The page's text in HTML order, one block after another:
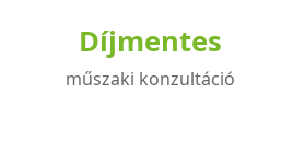
Díjmentes
műszaki konzultáció